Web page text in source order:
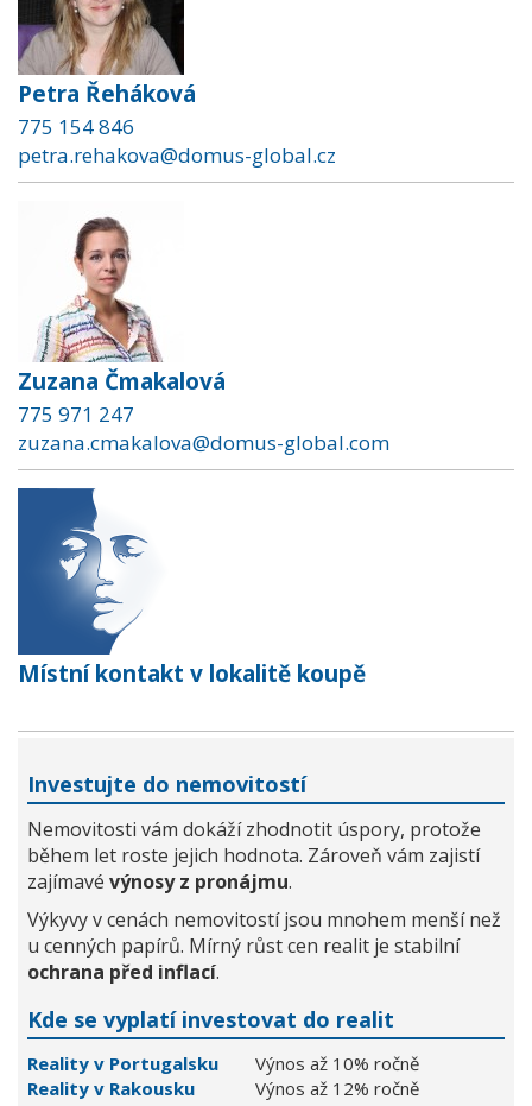
Petra Řeháková
775 154 846
petra.rehakova@domus-global.cz
Zuzana Čmakalová
775 971 247
zuzana.cmakalova@domus-global.com
Místní kontakt v lokalitě koupě
Investujte do nemovitostí
Nemovitosti vám dokáží zhodnotit úspory, protože
během let roste jejich hodnota. Zároveň vám zajistí
zajímavé výnosy z pronájmu.
Výkyvy v cenách nemovitostí jsou mnohem menší než
u cenných papírů. Mírný růst cen realit je stabilní
ochrana před inflací.
Kde se vyplatí investovat do realit
Reality v Portugalsku
Výnos až 10% ročně
Reality v Rakousku
Výnos až 12% ročně